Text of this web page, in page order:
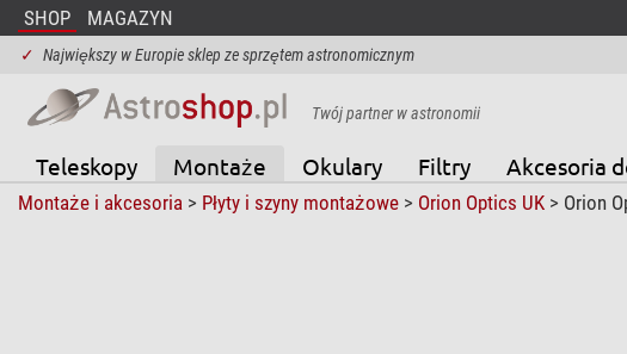
SHOP MAGAZYN
✓ Największy w Europie sklep ze sprzętem astronomicznym
Twój partner w astronomii
Teleskopy Montaże Okulary Filtry Akcesoria
Montaże i akcesoria > Płyty i szyny montażowe> Orion Optics UK> Orion